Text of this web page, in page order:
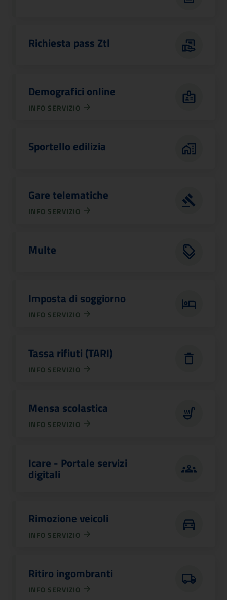
Richiesta pass Ztl
Demografici online
INFO SERVIZIO
Sportello edilizia
Gare telematiche
INFO SERVIZIO
Multe
Imposta di soggiorno
INFO SERVIZIO
Tassa rifiuti (TARI)
INFO SERVIZIO
Mensa scolastica
INFO SERVIZIO
Icare - Portale servizi
digitali
Rimozione veicoli
INFO SERVIZIO
Ritiro ingombranti
INFO SERVIZIO